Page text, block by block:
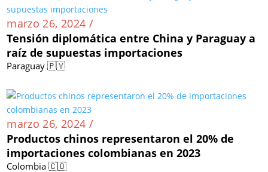
marzo 26, 2024 /
Tensión diplomática entre China y Paraguay a
Paraguay 🇵🇾
marzo 26, 2024 /
Productos chinos representaron el 20% de